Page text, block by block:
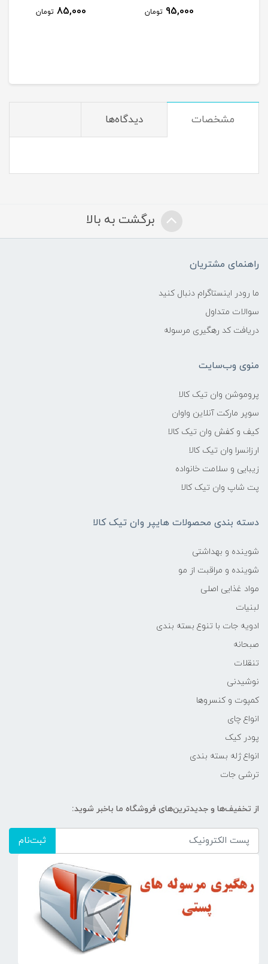
95,000 تومان 85,000 تومان
مشخصات دیدگاه‌ها
برگشت به بالا
راهنمای مشتریان
ما رودر اینستاگرام دنبال کنید
سوالات متداول
دریافت کد رهگیری مرسوله
منوی وب‌سایت
پروموشن وان تیک کالا
سوپر مارکت آنلاین واوان
کیف و کفش وان تیک کالا
ارزانسرا وان تیک کالا
زیبایی و سلامت خانواده
پت شاپ وان تیک کالا
دسته بندی محصولات هایپر وان تیک کالا
شوینده و بهداشتی
شوینده و مراقبت از مو
مواد غذایی اصلی
لبنیات
ادویه جات با تنوع بسته بندی
صبحانه
تنقلات
نوشیدنی
کمپوت و کنسروها
انواع چای
پودر کیک
انواع ژله بسته بندی
ترشی جات
از تخفیف‌ها و جدیدترین‌های فروشگاه ما باخبر شوید:
ثبت‌نام